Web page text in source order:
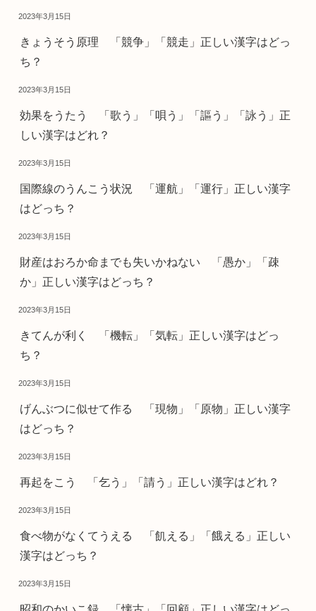
2023年3月15日
きょうそう原理 「競争」「競走」正しい漢字はどっ
ち？
2023年3月15日
効果をうたう 「歌う」「唄う」「謳う」「詠う」正
しい漢字はどれ？
2023年3月15日
国際線のうんこう状況 「運航」「運行」正しい漢字
はどっち？
2023年3月15日
財産はおろか命までも失いかねない 「愚か」「疎
か」正しい漢字はどっち？
2023年3月15日
きてんが利く 「機転」「気転」正しい漢字はどっ
ち？
2023年3月15日
げんぶつに似せて作る 「現物」「原物」正しい漢字
はどっち？
2023年3月15日
再起をこう 「乞う」「請う」正しい漢字はどれ？
2023年3月15日
食べ物がなくてうえる 「飢える」「餓える」正しい
漢字はどっち？
2023年3月15日